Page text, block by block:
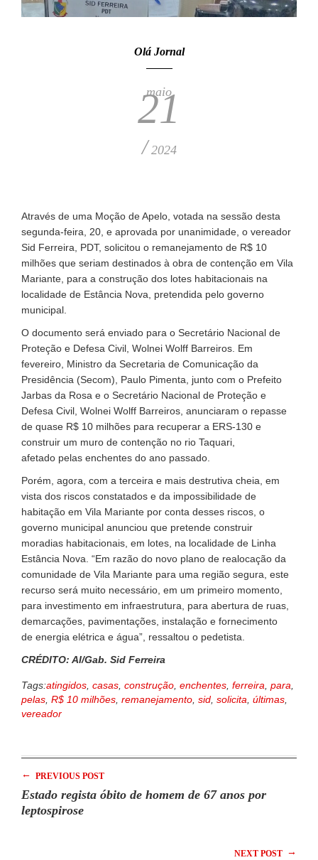
Olá Jornal
maio
21
/ 2024
Através de uma Moção de Apelo, votada na sessão desta
segunda-feira, 20, e aprovada por unanimidade, o vereador
Sid Ferreira, PDT, solicitou o remanejamento de R$ 10
milhões que seriam destinados à obra de contenção em Vila
Mariante, para a construção dos lotes habitacionais na
localidade de Estância Nova, pretendida pelo governo
municipal.
O documento será enviado para o Secretário Nacional de
Proteção e Defesa Civil, Wolnei Wolff Barreiros. Em
fevereiro, Ministro da Secretaria de Comunicação da
Presidência (Secom), Paulo Pimenta, junto com o Prefeito
Jarbas da Rosa e o Secretário Nacional de Proteção e
Defesa Civil, Wolnei Wolff Barreiros, anunciaram o repasse
de quase R$ 10 milhões para recuperar a ERS-130 e
construir um muro de contenção no rio Taquari,
afetado pelas enchentes do ano passado.
Porém, agora, com a terceira e mais destrutiva cheia, em
vista dos riscos constatados e da impossibilidade de
habitação em Vila Mariante por conta desses riscos, o
governo municipal anunciou que pretende construir
moradias habitacionais, em lotes, na localidade de Linha
Estância Nova. “Em razão do novo plano de realocação da
comunidade de Vila Mariante para uma região segura, este
recurso será muito necessário, em um primeiro momento,
para investimento em infraestrutura, para abertura de ruas,
demarcações, pavimentações, instalação e fornecimento
de energia elétrica e água”, ressaltou o pedetista.
CRÉDITO: AI/Gab. Sid Ferreira
Tags:atingidos, casas, construção, enchentes, ferreira, para,
pelas, R$ 10 milhões, remanejamento, sid, solicita, últimas,
vereador
← PREVIOUS POST
Estado regista óbito de homem de 67 anos por
leptospirose
NEXT POST →